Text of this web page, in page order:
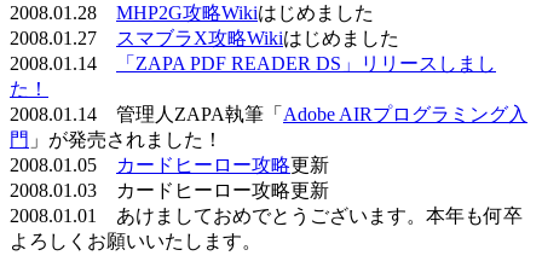
2008.01.28 MHP2G攻略Wikiはじめました
2008.01.27
スマブラX攻略Wikiはじめました
2008.01.14
「ZAPA PDF READER DS」リリースしまし
た！
2008.01.14 管理人ZAPA執筆「 Adobe AIRプログラミング入
門 」が発売されました！
2008.01.05
カードヒーロー攻略更新
2008.01.03 カードヒーロー攻略更新
2008.01.01 あけましておめでとうございます。本年も何卒
よろしくお願いいたします。